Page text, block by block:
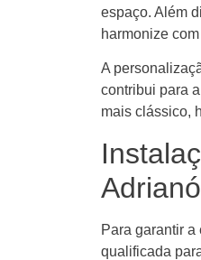
espaço. Além
harmonize
A
contribui para
mais clássico,
Para garantir
qualificada